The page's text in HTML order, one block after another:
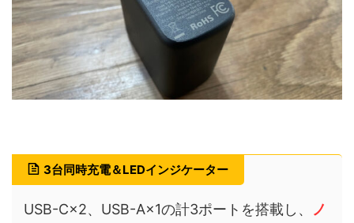
3台同時充電＆LEDインジケーター
USB-C×2、USB-A×1の計3ポートを搭載し、
ノ